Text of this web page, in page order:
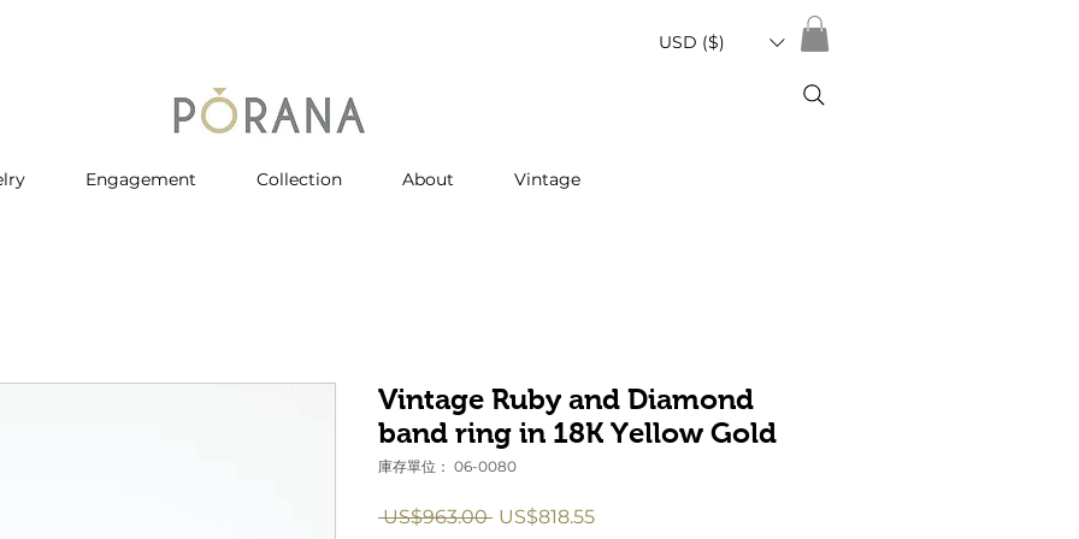
USD ($)
Engagement Collection About Vintage
Vintage Ruby and Diamond
band ring in 18K Yellow Gold
庫存單位： 06-0080
US$963.00 一US$818.55促